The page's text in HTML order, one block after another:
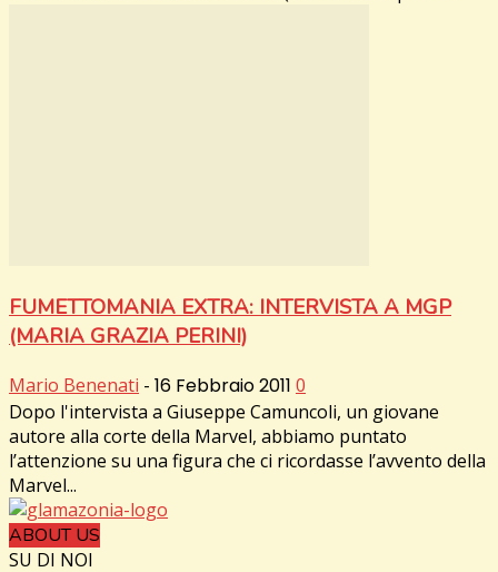
FUMETTOMANIA EXTRA: INTERVISTA A MGP
(MARIA GRAZIA PERINI)
Mario Benenati - 16 Febbraio 2011 0
Dopo l'intervista a Giuseppe Camuncoli, un giovane
autore alla corte della Marvel, abbiamo puntato
l’attenzione su una figura che ci ricordasse l’avvento della
Marvel...
ABOUT US
SU DI NOI